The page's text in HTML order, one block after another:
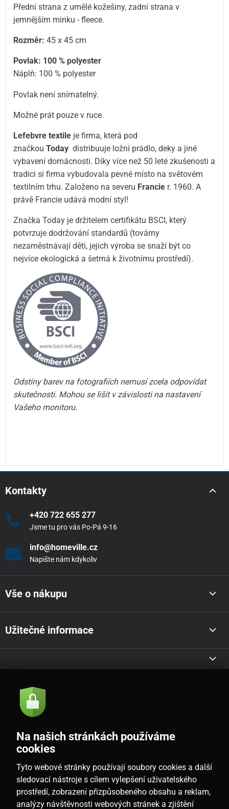
Přední strana z umělé kožešiny, zadní strana v
jemnějším minku - fleece.
Rozměr: 45 x 45 cm
Povlak: 100 % polyester
Náplň: 100 % polyester
Povlak není snímatelný.
Možné prát pouze v ruce.
Lefebvre textile je firma, která pod
značkouToday distribuuje ložní prádlo, deky a jiné
vybavení domácnosti. Díky více než 50 leté zkušenosti a
tradici si firma vybudovala pevné místo na světovém
textilním trhu. Založeno na severu Francie r. 1960. A
právě Francie udává modní styl!
Značka Today je držitelem certifikátu BSCI, který
potvrzuje dodržování standardů (továrny
nezaměstnávají děti, jejich výroba se snaží být co
nejvíce ekologická a šetrná k životnímu prostředí).
Odstíny barev na fotografiích nemusí zcela odpovídat
skutečnosti. Mohou se lišit v závislosti na nastavení
Vašeho monitoru.
Kontakty
+420 722 655 277
Jsme tu pro vás Po-Pá 9-16
info@homeville.cz
Napište nám kdykoliv
Vše o nákupu
Užitečné informace
Akce a novinky e-mailem
Souhlasím sezásadami zpracování osobních údajů
CZ
Na našich stránkách používáme
cookies
Tyto webové stránky používají soubory cookies a další
sledovací nástroje s cílem vylepšení uživatelského
prostředí, zobrazení přizpůsobeného obsahu a reklam,
analýzy návštěvnosti webových stránek a zjištění